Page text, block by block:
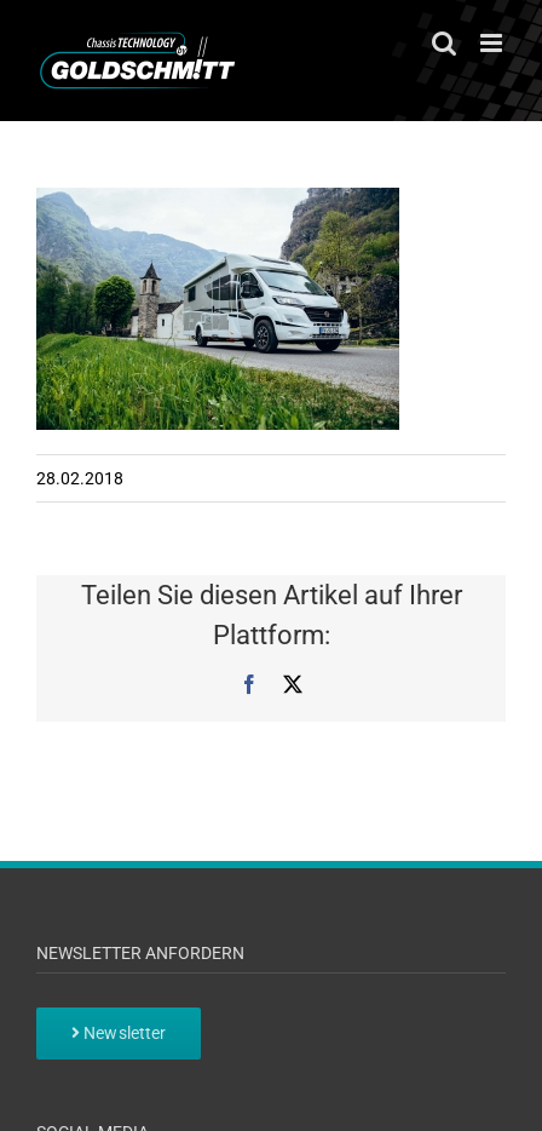
Inhalt
28.02.2018
Teilen Sie diesen Artikel auf Ihrer
Plattform:
Facebook
NEWSLETTER ANFORDERN
Newsletter